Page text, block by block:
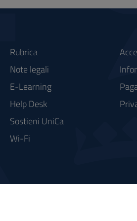
Rubrica
Note legali
E-Learning
Help Desk
Sostieni UniCa
Wi-Fi